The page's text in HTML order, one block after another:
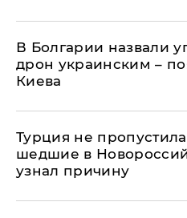
В Болгарии назвали
дрон украинским –
Киева
Турция не
шедшие в
узнал причину